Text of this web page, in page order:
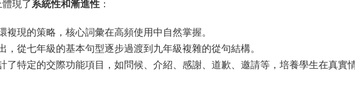
現了系統性和漸進性 ：
複現的策略，核心詞彙在高頻使用中自然掌握。
，從七年級的基本句型逐步過渡到九年級複雜的從句結構。
了特定的交際功能項目，如問候、介紹、感謝、道歉、邀請等，培養學生在真實